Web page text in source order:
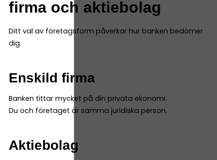
firma och aktiebolag
Ditt val av företagsform påverkar hur banken bedömer
dig.
Enskild firma
Banken tittar mycket på din privata ekonomi.
Du och företaget är samma juridiska person.
Aktiebolag